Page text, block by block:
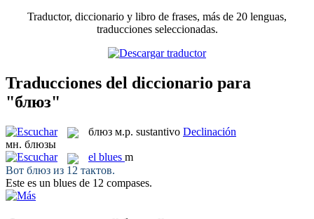
Traductor, diccionario y libro de frases, más de 20 lenguas,
traducciones seleccionadas.
Traducciones del diccionario para
"блюз"
блюз м.р. sustantivo Declinación
мн. блюзы
el blues m
Вот блюз из 12 тактов.
Este es un blues de 12 compases.